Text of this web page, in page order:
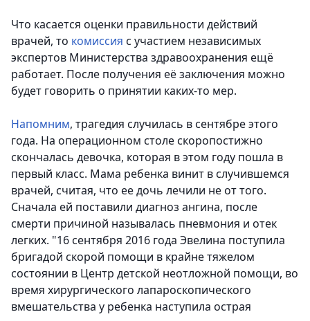
Что касается оценки правильности действий
врачей, то комиссия с участием независимых
экспертов Министерства здравоохранения ещё
работает. После получения её заключения можно
будет говорить о принятии каких-то мер.
Напомним, трагедия случилась в сентябре этого
года. На операционном столе скоропостижно
скончалась девочка, которая в этом году пошла в
первый класс. Мама ребенка винит в случившемся
врачей, считая, что ее дочь лечили не от того.
Сначала ей поставили диагноз ангина, после
смерти причиной называлась пневмония и отек
легких. "16 сентября 2016 года Эвелина поступила
бригадой скорой помощи в крайне тяжелом
состоянии в Центр детской неотложной помощи, во
время хирургического лапароскопического
вмешательства у ребенка наступила острая